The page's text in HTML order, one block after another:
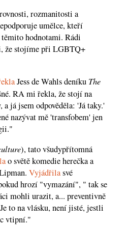
rozmanitosti a
umělce, kteří
hodnotami. Rádi
že stojíme při LGBTQ+
Jess de Wahls deníku The
RA mi řekla, že stojí na
já jsem odpověděla: 'Já taky.'
nazývat mě 'transfobem' jen
), tato všudypřítomná
o světě komedie herečka a
Vyjádřilasvé
hrozí "vymazání", " tak se
mohli urazit, a... preventivně
to na vlásku, není jisté, jestli
vtipní."